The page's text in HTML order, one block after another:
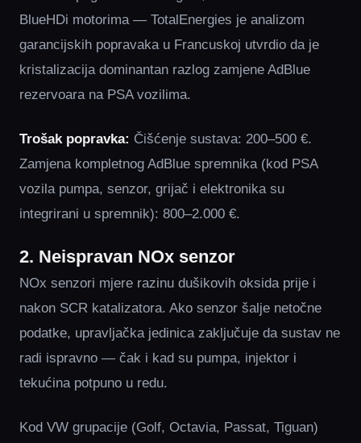
BlueHDi motorima — TotalEnergies je analizom
garancijskih popravaka u Francuskoj utvrdio da je
kristalizacija dominantan razlog zamjene AdBlue
rezervoara na PSA vozilima.
Trošak popravka: Čišćenje sustava: 200–500 €.
Zamjena kompletnog AdBlue spremnika (kod PSA
vozila pumpa, senzor, grijač i elektronika su
integrirani u spremnik): 800–2.000 €.
2. Neispravan NOx senzor
NOx senzori mjere razinu dušikovih oksida prije i
nakon SCR katalizatora. Ako senzor šalje netočne
podatke, upravljačka jedinica zaključuje da sustav ne
radi ispravno — čak i kad su pumpa, injektor i
tekućina potpuno u redu.
Kod VW grupacije (Golf, Octavia, Passat, Tiguan)